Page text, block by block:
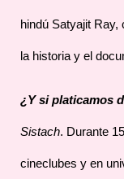
hindú Satyajit
la historia y el
¿Y si platicamos
Sistach. Durante
cineclubes y en